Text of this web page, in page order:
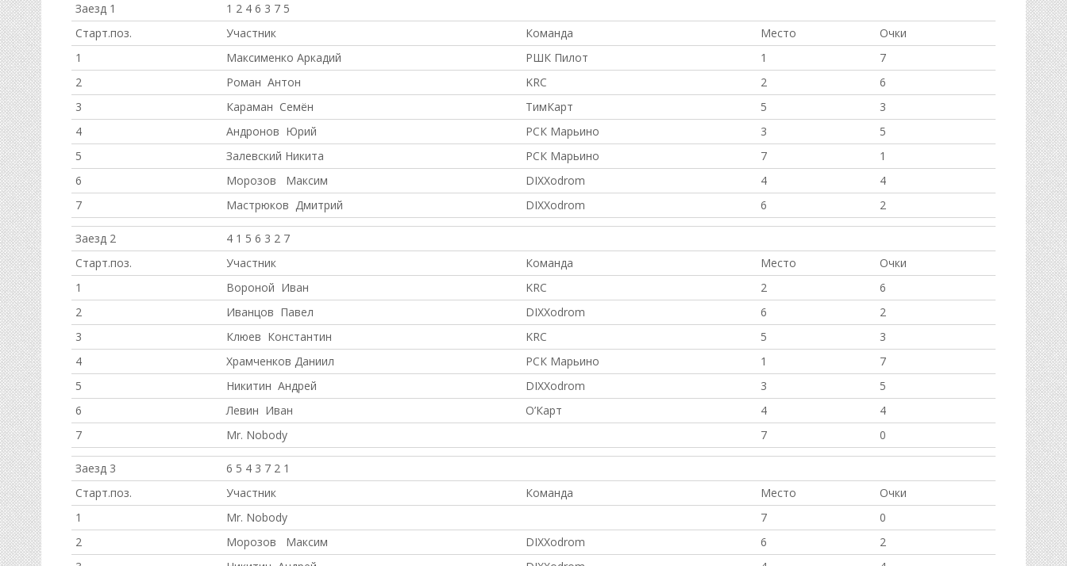
Заезд 1
1 2 4 6 3 7 5
Старт.поз.
Участник Команда Место
Очки
1
Максименко Аркадий РШК Пилот 1
7
2
Роман Антон KRC 2
6
3
Караман Семён ТимКарт 5
3
4
Андронов Юрий РСК Марьино 3
5
5
Залевский Никита РСК Марьино 7
1
6
Морозов Максим DIXXodrom 4
4
7
Мастрюков Дмитрий DIXXodrom 6 2
Заезд 2
4 1 5 6 3 2 7
Старт.поз.
Участник Команда Место
Очки
1
Вороной Иван KRC 2
6
2
Иванцов Павел DIXXodrom 6
2
3
Клюев Константин KRC 5
3
4
Храмченков Даниил РСК Марьино 1
7
5
Никитин Андрей DIXXodrom 3
5
6
Левин Иван О’Карт 4
4
7
Mr. Nobody 7 0
Заезд 3
6 5 4 3 7 2 1
Старт.поз.
Участник Команда Место
Очки
1
Mr. Nobody 7
0
2
Морозов Максим DIXXodrom 6
2